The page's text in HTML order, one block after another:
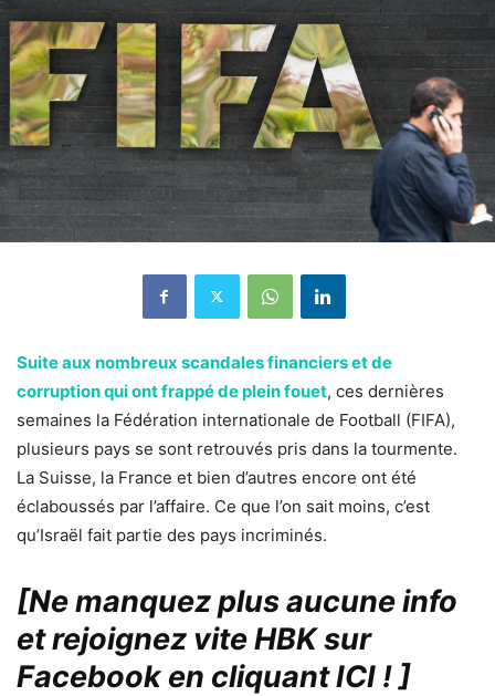
Suite aux nombreux scandales financiers et de
corruption qui ont frappé de plein fouet, ces dernières
semaines la Fédération internationale de Football (FIFA),
plusieurs pays se sont retrouvés pris dans la tourmente.
La Suisse, la France et bien d’autres encore ont été
éclaboussés par l’affaire. Ce que l’on sait moins, c’est
qu’Israël fait partie des pays incriminés.
[Ne manquez plus aucune info
et rejoignez vite HBK sur
Facebook en cliquant ICI !]